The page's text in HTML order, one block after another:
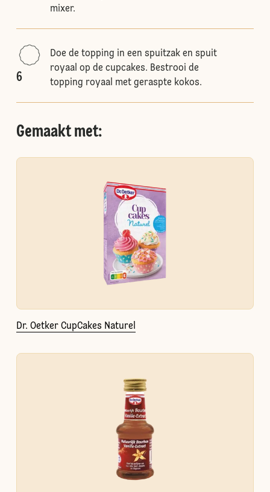
mixer.
6
Doe de topping in een spuitzak en spuit
royaal op de cupcakes. Bestrooi de
topping royaal met geraspte kokos.
Gemaakt met:
Dr. Oetker CupCakes Naturel